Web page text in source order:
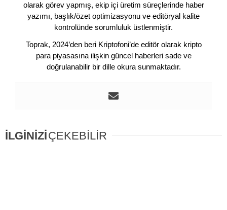
olarak görev yapmış, ekip içi üretim süreçlerinde haber
yazımı, başlık/özet optimizasyonu ve editöryal kalite
kontrolünde sorumluluk üstlenmiştir.
Toprak, 2024’den beri Kriptofoni’de editör olarak kripto
para piyasasına ilişkin güncel haberleri sade ve
doğrulanabilir bir dille okura sunmaktadır.
İLGİNİZİÇEKEBİLİR